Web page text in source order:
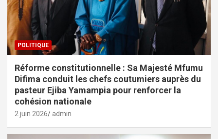
POLITIQUE
Réforme constitutionnelle : Sa Majesté Mfumu
Difima conduit les chefs coutumiers auprès du
pasteur Ejiba Yamampia pour renforcer la
cohésion nationale
2 juin 2026 admin